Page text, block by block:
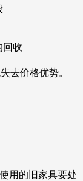
回收
去价格优势。
用的旧家具要处